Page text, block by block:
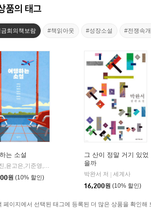
품의 태그
희의책보람 #책읽아웃 #성장소설 #전쟁속
는 소설
장류진,윤고은,기준영,김금희,이장욱,김애란,천선란 공저
원 (10% 할인)
그 산이 정말 거기 있었
을까
박완서 저
세계사
16,200원 (10% 할인)
페이지에서 선택된 태그에 등록된 더 많은 상품을 확인해